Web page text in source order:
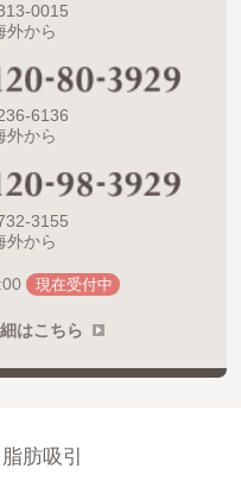
0015
外から
6136
外から
3155
外から
現在受付中
はこちら
脂肪吸引